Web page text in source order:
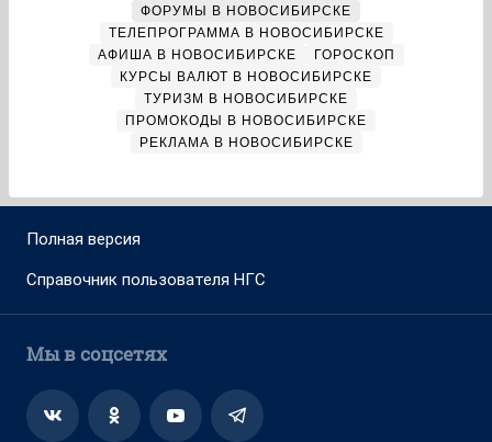
ФОРУМЫ В НОВОСИБИРСКЕ
ТЕЛЕПРОГРАММА В НОВОСИБИРСКЕ
АФИША В НОВОСИБИРСКЕ
ГОРОСКОП
КУРСЫ ВАЛЮТ В НОВОСИБИРСКЕ
ТУРИЗМ В НОВОСИБИРСКЕ
ПРОМОКОДЫ В НОВОСИБИРСКЕ
РЕКЛАМА В НОВОСИБИРСКЕ
Полная версия
Справочник пользователя НГС
Мы в соцсетях